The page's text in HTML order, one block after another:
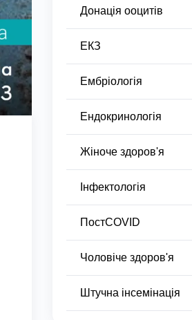
Донація ооцитів
ЕКЗ
Ембріологія
Ендокринологія
Жіноче здоров'я
Інфектологія
ПостCOVID
Чоловіче здоров'я
Штучна інсемінація